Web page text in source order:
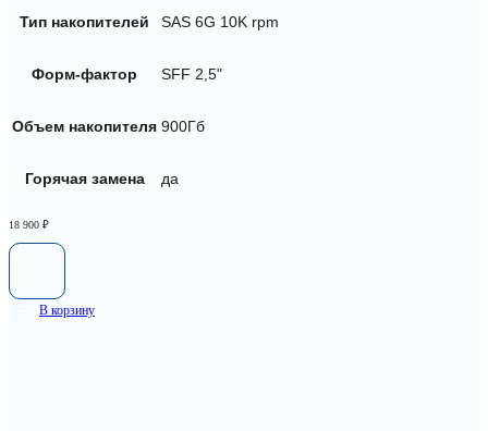
Тип накопителей SAS 6G 10K rpm
Форм-фактор SFF 2,5"
Объем накопителя 900Гб
Горячая замена да
18 900 ₽
В корзину